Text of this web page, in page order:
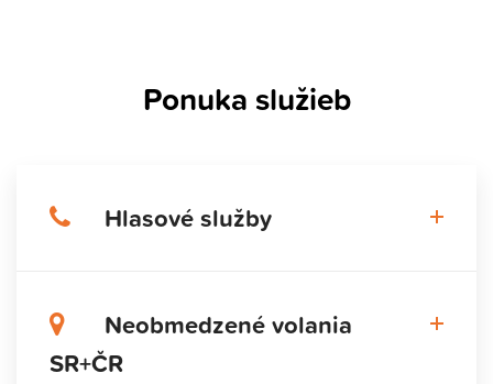
Ponuka služieb
Hlasové služby
Neobmedzené volania
SR+ČR